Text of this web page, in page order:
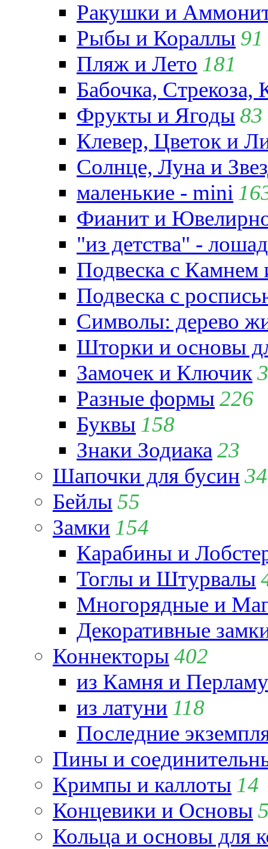
Ракушки и
Рыбы и Кораллы 91
Пляж и Лето 181
Бабочка,
Фрукты и Ягоды 83
Клевер, Цветок и
Солнце, Луна и
маленькие - mini
Фианит и
"из детства" -
Подвеска с
Подвеска с
Символы: дерево
Шторки и основы
Замочек и Ключик
Разные формы 226
Буквы 158
Знаки Зодиака 23
Шапочки для бусин 34
Бейлы 55
Замки 154
Карабины и
Тоглы и Штурвалы
Многорядные и
Декоративные
Коннекторы 402
из Камня и
из латуни 118
Последние
Пины и
Кримпы и каллоты 14
Концевики и Основы
Кольца и основы для